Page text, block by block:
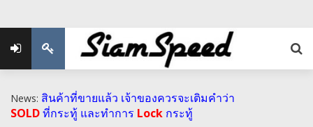
News: สินค้าที่ขายแล้ว เจ้าของควรจะเติมคำว่า
SOLDที่กระทู้ และทำการ Lock กระทู้